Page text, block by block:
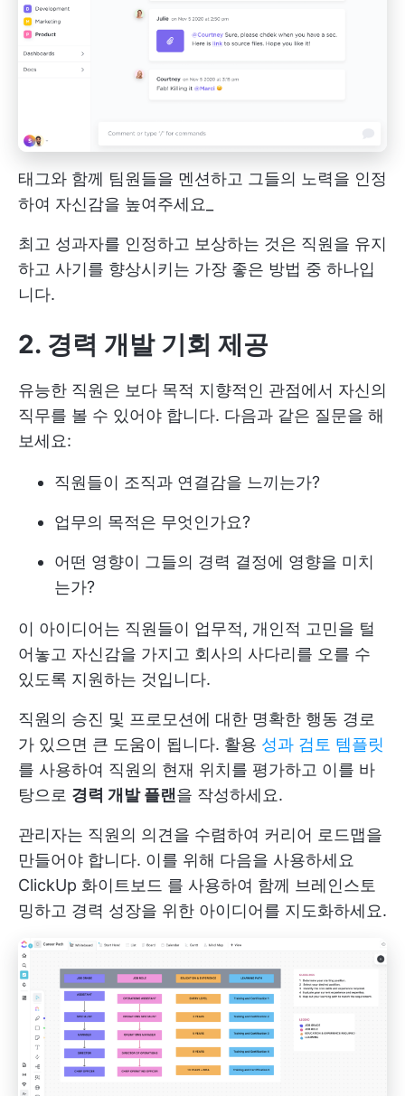
태그와 함께 팀원들을 멘션하고 그들의 노력을 인정
하여 자신감을 높여주세요_
최고 성과자를 인정하고 보상하는 것은 직원을 유지
하고 사기를 향상시키는 가장 좋은 방법 중 하나입
니다.
2. 경력 개발 기회 제공
유능한 직원은 보다 목적 지향적인 관점에서 자신의
직무를 볼 수 있어야 합니다. 다음과 같은 질문을 해
보세요:
직원들이 조직과 연결감을 느끼는가?
업무의 목적은 무엇인가요?
어떤 영향이 그들의 경력 결정에 영향을 미치
는가?
이 아이디어는 직원들이 업무적, 개인적 고민을 털
어놓고 자신감을 가지고 회사의 사다리를 오를 수
있도록 지원하는 것입니다.
직원의 승진 및 프로모션에 대한 명확한 행동 경로
가 있으면 큰 도움이 됩니다. 활용 성과 검토 템플릿
를 사용하여 직원의 현재 위치를 평가하고 이를 바
탕으로 경력 개발 플랜을 작성하세요.
관리자는 직원의 의견을 수렴하여 커리어 로드맵을
만들어야 합니다. 이를 위해 다음을 사용하세요
ClickUp 화이트보드 를 사용하여 함께 브레인스토
밍하고 경력 성장을 위한 아이디어를 지도화하세요.